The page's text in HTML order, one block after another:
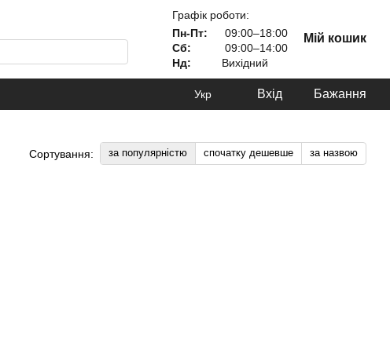
Графік роботи:
Пн-Пт:
09:00–18:00
Сб:
09:00–14:00
Нд:
Вихідний
Мій кошик
Укр Вхід Бажання
Сортування: за популярністю спочатку дешевше за назвою